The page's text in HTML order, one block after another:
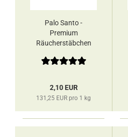
Palo Santo -
Premium
Räucherstäbchen
2,10 EUR
131,25 EUR pro 1 kg